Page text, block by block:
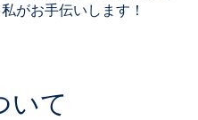
がお手伝いします！
いて